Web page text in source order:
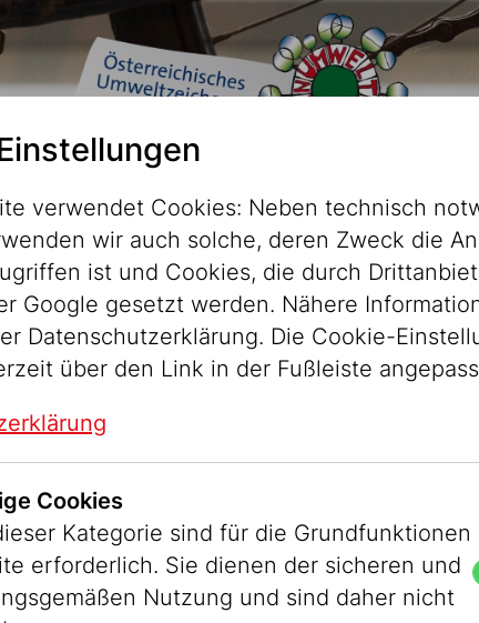
es als seine Aufgabe, durch ökologisches
beizutragen. Unser Engagement
hinaus sind wir Mitglied bei Museums for
herzlich willkommen. Nutzen Sie dazu
.
verwendet Cookies: Neben technisch
wir auch solche, deren Zweck die
ist und Cookies, die durch
Google gesetzt werden. Nähere
Datenschutzerklärung. Die Cookie-
über den Link in der Fußleiste
Cookies
Kategorie sind für die Grundfunktionen
erforderlich. Sie dienen der sicheren und
Nutzung und sind daher nicht